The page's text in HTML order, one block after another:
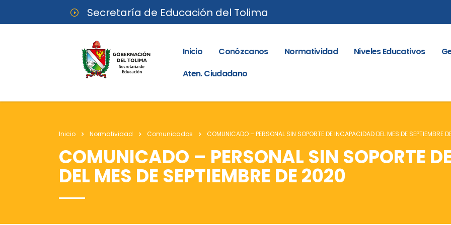
Secretaría de Educación del Tolima
Inicio Conózcanos Normatividad Niveles Educativos
Aten. Ciudadano
Inicio Normatividad Comunicados COMUNICADO – PERSONAL SIN SOPORTE DE INCAPACIDAD DEL MES DE SEPTIEMBRE
COMUNICADO – PERSONAL SIN SOPORTE
DEL MES DE SEPTIEMBRE DE 2020